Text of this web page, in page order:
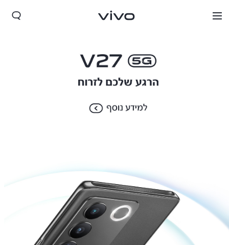
Israel | בחר מדינה/אזור